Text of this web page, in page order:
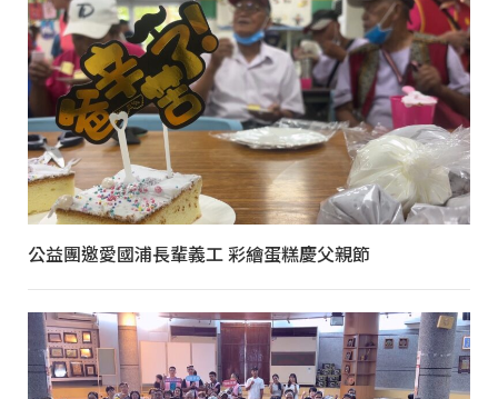
公益團邀愛國浦長輩義工 彩繪蛋糕慶父親節